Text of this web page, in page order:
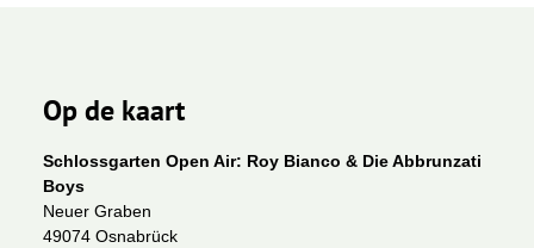
Op de kaart
Schlossgarten Open Air: Roy Bianco & Die Abbrunzati
Boys
Neuer Graben
49074 Osnabrück